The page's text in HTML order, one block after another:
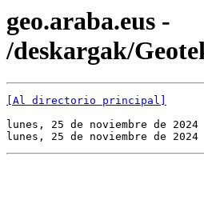
geo.araba.eus -
/deskargak/
[Al directorio principal]
lunes, 25 de noviembre de
lunes, 25 de noviembre de